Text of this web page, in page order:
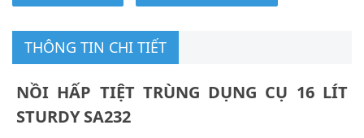
THÔNG TIN CHI TIẾT
NỒI HẤP TIỆT TRÙNG DỤNG CỤ 16 LÍT
STURDY SA232